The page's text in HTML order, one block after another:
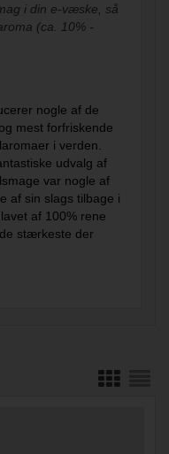
i din e-væske, så
(ca. 10% -
nogle af de
mest forfriskende
i verden.
udvalg af
var nogle af
af sin slags tilbage i
af 100% rene
stærkeste der